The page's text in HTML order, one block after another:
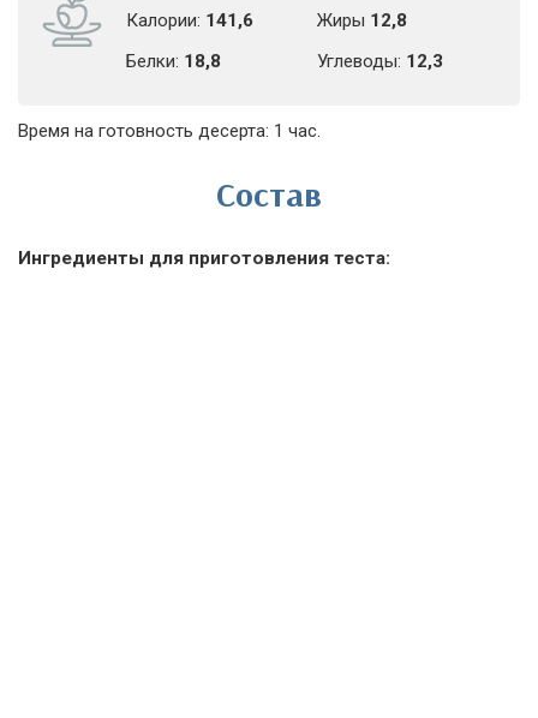
Калории: 141,6
Белки: 18,8
Жиры 12,8
Углеводы: 12,3
Время на готовность десерта: 1 час.
Состав
Ингредиенты для приготовления теста: